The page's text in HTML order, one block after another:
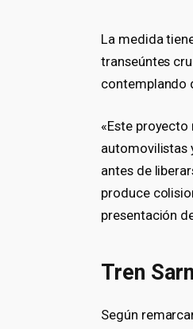
La medida
transeúntes
contemplando
«Este
automovilistas
antes de
produce
presentación
Tren
Según